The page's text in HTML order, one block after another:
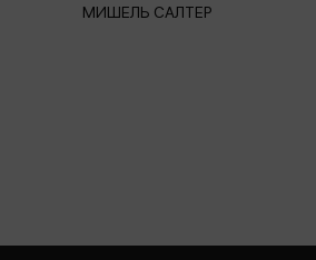
МИШЕЛЬ САЛТЕР